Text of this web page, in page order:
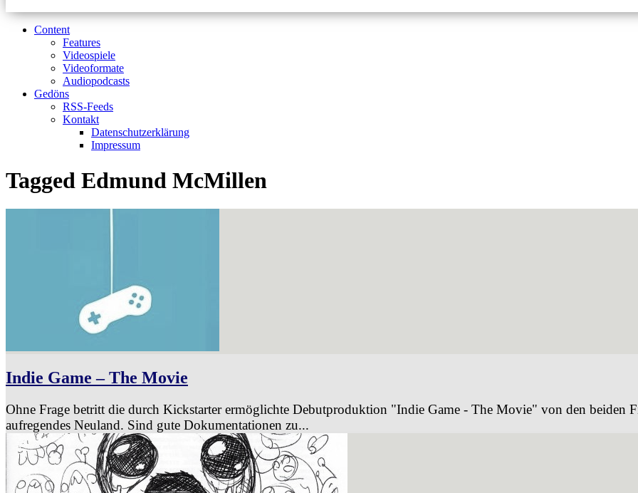
Content
Features
Videospiele
Videoformate
Audiopodcasts
Gedöns
RSS-Feeds
Kontakt
Datenschutzerklärung
Impressum
Tagged Edmund McMillen
Indie Game – The Movie
Ohne Frage betritt die durch Kickstarter ermöglichte Debutproduktion "Indie Game - The Movie" von den beiden
aufregendes Neuland. Sind gute Dokumentationen zu...